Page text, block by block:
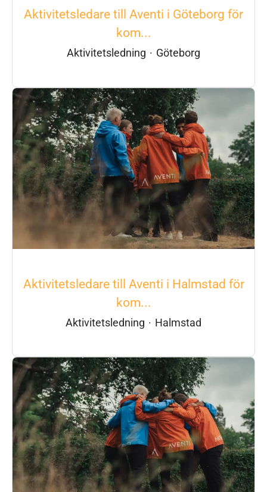
Aktivitetsledare till Aventi i Göteborg för
kom...
Aktivitetsledning · Göteborg
Aktivitetsledare till Aventi i Halmstad för
kom...
Aktivitetsledning · Halmstad